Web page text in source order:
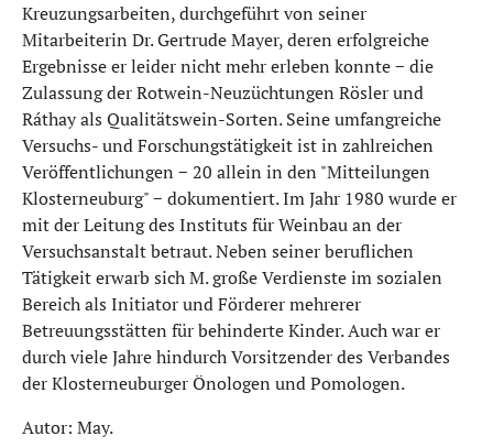
Kreuzungsarbeiten, durchgeführt von seiner
Mitarbeiterin Dr. Gertrude Mayer, deren erfolgreiche
Ergebnisse er leider nicht mehr erleben konnte − die
Zulassung der Rotwein-Neuzüchtungen Rösler und
Ráthay als Qualitätswein-Sorten. Seine umfangreiche
Versuchs- und Forschungstätigkeit ist in zahlreichen
Veröffentlichungen − 20 allein in den "Mitteilungen
Klosterneuburg" − dokumentiert. Im Jahr 1980 wurde er
mit der Leitung des Instituts für Weinbau an der
Versuchsanstalt betraut. Neben seiner beruflichen
Tätigkeit erwarb sich M. große Verdienste im sozialen
Bereich als Initiator und Förderer mehrerer
Betreuungsstätten für behinderte Kinder. Auch war er
durch viele Jahre hindurch Vorsitzender des Verbandes
der Klosterneuburger Önologen und Pomologen.
Autor: May.